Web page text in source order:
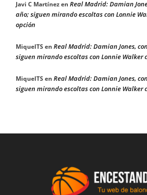
Javi C Martínezen Real Madrid: Damian
año; siguen mirando escoltas con Lonnie
opción
MiquelTS en Real Madrid: Damian Jones,
siguen mirando escoltas con Lonnie Walker
MiquelTS en Real Madrid: Damian Jones,
siguen mirando escoltas con Lonnie Walker